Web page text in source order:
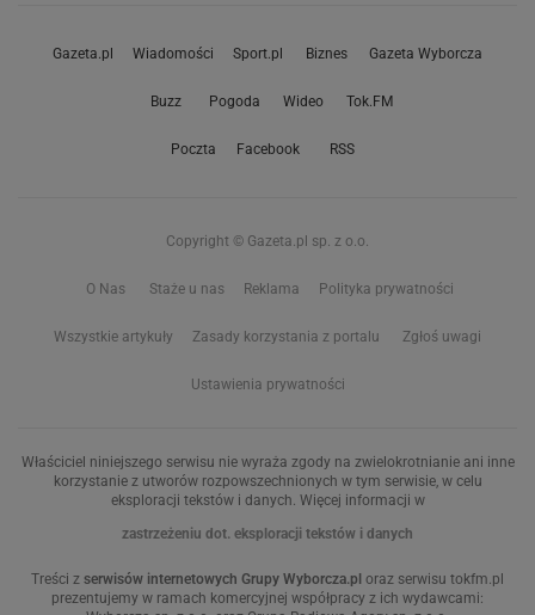
Gazeta.pl Wiadomości Sport.pl Biznes Gazeta Wyborcza
Buzz Pogoda Wideo Tok.FM
Poczta Facebook RSS
Copyright © Gazeta.pl sp. z o.o.
O Nas Staże u nas Reklama Polityka prywatności
Wszystkie artykuły Zasady korzystania z portalu Zgłoś uwagi
Ustawienia prywatności
Właściciel niniejszego serwisu nie wyraża zgody na zwielokrotnianie ani inne
korzystanie z utworów rozpowszechnionych w tym serwisie, w celu
eksploracji tekstów i danych. Więcej informacji w
zastrzeżeniu dot. eksploracji tekstów i danych
Treści z serwisów internetowych Grupy Wyborcza.pl oraz serwisu tokfm.pl
prezentujemy w ramach komercyjnej współpracy z ich wydawcami: